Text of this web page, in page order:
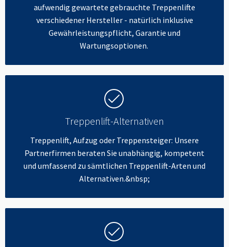
aufwendig gewartete gebrauchte Treppenlifte
verschiedener Hersteller - natürlich inklusive
Gewährleistungspflicht, Garantie und
Wartungsoptionen.
Treppenlift-Alternativen
Treppenlift, Aufzug oder Treppensteiger: Unsere
Partnerfirmen beraten Sie unabhängig, kompetent
und umfassend zu sämtlichen Treppenlift-Arten und
Alternativen.&nbsp;